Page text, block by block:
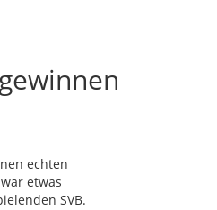
echten
etwas
SVB.